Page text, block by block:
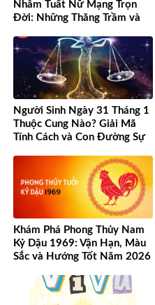
Nhâm Tuất Nữ Mạng Trọn
Đời: Những Thăng Trầm và
Người Sinh Ngày 31 Tháng 1
Thuộc Cung Nào? Giải Mã
Tính Cách và Con Đường Sự
Khám Phá Phong Thủy Nam
Kỷ Dậu 1969: Vận Hạn, Màu
Sắc và Hướng Tốt Năm 2026